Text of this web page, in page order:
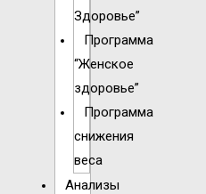
Здоровье”
Программа
“Женское
здоровье”
Программа
снижения
веса
Анализы